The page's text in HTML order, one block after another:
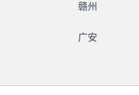
赣州
广安